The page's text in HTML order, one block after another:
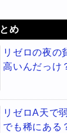
め
リゼロの夜の
高いんだっけ
リゼロA天で
でも稀にある